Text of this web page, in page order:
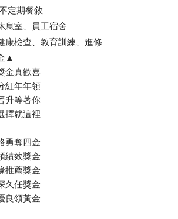
定期餐敘
息室、員工宿舍
康檢查、教育訓練、進修
▲
金真歡喜
紅年年領
升等著你
擇就這裡
勇奪四金
績效獎金
推薦獎金
久任獎金
良領黃金